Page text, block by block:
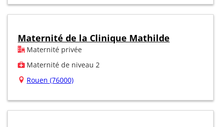
Maternité de la Clinique Mathilde
Maternité privée
Maternité de niveau 2
Rouen (76000)